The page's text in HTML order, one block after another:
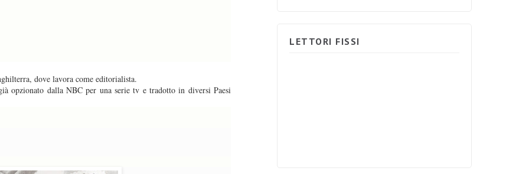
dove lavora come editorialista.
opzionato dalla NBC per una serie tv e tradotto in diversi Paesi
LETTORI FISSI